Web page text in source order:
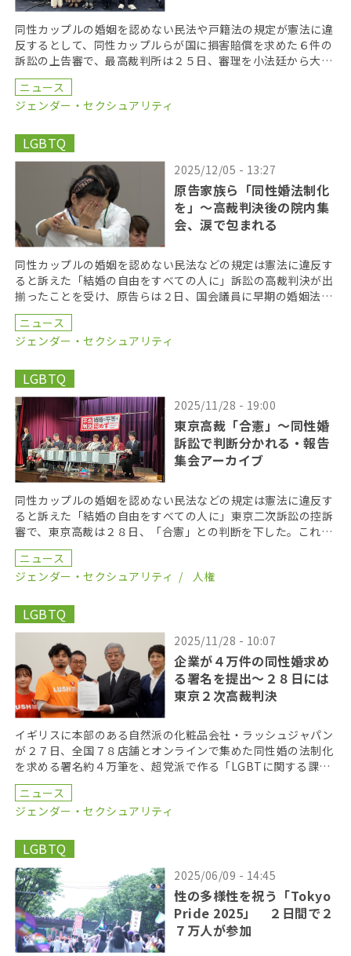
同性カップルの婚姻を認めない民法や戸籍法の規定が憲法に違
反するとして、同性カップルらが国に損害賠償を求めた６件の
訴訟の上告審で、最高裁判所は２５日、審理を小法廷から大法
廷に移すことを決定した。早ければ、２０２６年度内に口 […]
ニュース
ジェンダー・セクシュアリティ
LGBTQ
2025/12/05 - 13:27
原告家族ら「同性婚法制化
を」〜高裁判決後の院内集
会、涙で包まれる
同性カップルの婚姻を認めない民法などの規定は憲法に違反す
ると訴えた「結婚の自由をすべての人に」訴訟の高裁判決が出
揃ったことを受け、原告らは２日、国会議員に早期の婚姻法制
化を求める院内集会を開いた。５４人の国会議員が参加し […]
ニュース
ジェンダー・セクシュアリティ
LGBTQ
2025/11/28 - 19:00
東京高裁「合憲」〜同性婚
訴訟で判断分かれる・報告
集会アーカイブ
同性カップルの婚姻を認めない民法などの規定は憲法に違反す
ると訴えた「結婚の自由をすべての人に」東京二次訴訟の控訴
審で、東京高裁は２８日、「合憲」との判断を下した。これ
で、２０１９年以降に全国５ヵ所で提訴された同性婚集団訴
[…]
ニュース
ジェンダー・セクシュアリティ
人権
LGBTQ
2025/11/28 - 10:07
企業が４万件の同性婚求め
る署名を提出〜２８日には
東京２次高裁判決
イギリスに本部のある自然派の化粧品会社・ラッシュジャパン
が２７日、全国７８店舗とオンラインで集めた同性婚の法制化
を求める署名約４万筆を、超党派で作る「LGBTに関する課題
を考える議員連盟」に提出した。 ラッシュジャパンは […]
ニュース
ジェンダー・セクシュアリティ
LGBTQ
2025/06/09 - 14:45
性の多様性を祝う「Tokyo
Pride 2025」 ２日間で２
７万人が参加